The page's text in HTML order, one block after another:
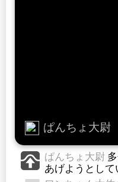
ぱんちょ大尉
ぱんちょ大尉
あげようとし